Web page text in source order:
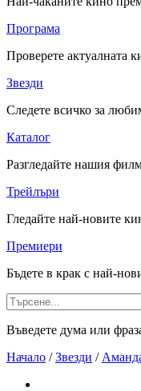
Програма
Проверете актуалната
Звезди
Следете всичко за
Каталог
Разгледайте нашия
Трейлъри
Гледайте най-новите
Премиери
Бъдете в крак с най-
Въведете дума или
Начало / Звезди /